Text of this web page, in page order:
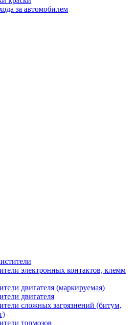
за автомобилем
электронных контактов, клемм
двигателя (маркируемая)
двигателя
сложных загрязнений (битум,
тормозов